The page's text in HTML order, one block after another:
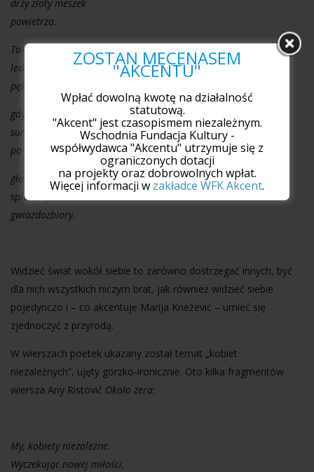
drży złoty meszek
powietrza.
Tak samo w nocy
ledwie słyszalnie
pękają gwiazdy,
gdy czyjaś dłoń,
sunąc łagodnie
po ciemieniu nieba,
gładzi kosmyki
splecionych włosów:
gwiazdozbiory.
Widzieć świat wokół siebie to zarówno dostrzegać innych, być
dla nich wszystkich niczym brat, jak również widzieć siebie
pojedynczo i – co akcentuje Marija Knežević – umieć się
zjednoczyć z przyrodą.
W wierszach poetek ukazany został temat „kobiet
niezależnych”, ujęty gorzko-ironicznie. Oto kilka fragmentów
wiersza Any Ristović Około zera:
My, kobiety niezależne.
Wyczekując nowej miłości,
ZOSTAŃ MECENASEM
"AKCENTU"
Wpłać dowolną kwotę na działalność
statutową.
"Akcent" jest czasopismem niezależnym.
Wschodnia Fundacja Kultury -
współwydawca "Akcentu" utrzymuje się z
ograniczonych dotacji
na projekty oraz dobrowolnych wpłat.
Więcej informacji w zakładce WFK Akcent.